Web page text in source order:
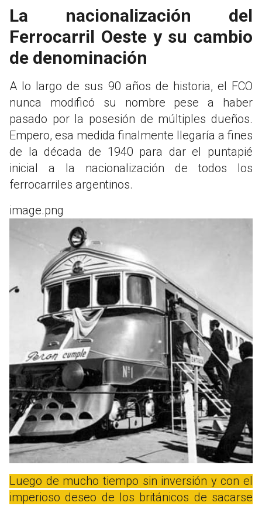
La nacionalización del
Ferrocarril Oeste y su cambio
de denominación
A lo largo de sus 90 años de historia, el FCO
nunca modificó su nombre pese a haber
pasado por la posesión de múltiples dueños.
Empero, esa medida finalmente llegaría a fines
de la década de 1940 para dar el puntapié
inicial a la nacionalización de todos los
ferrocarriles argentinos.
image.png
Luego de mucho tiempo sin inversión y con el
imperioso deseo de los británicos de sacarse